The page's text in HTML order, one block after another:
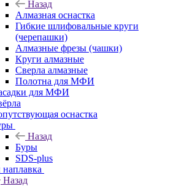
Назад
Алмазная оснастка
Гибкие шлифовальные круги
(черепашки)
Алмазные фрезы (чашки)
Круги алмазные
Сверла алмазные
Полотна для МФИ
для МФИ
оснастка
Назад
Буры
SDS-plus
Назад